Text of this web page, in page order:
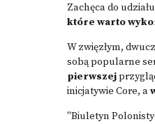
Zachęca do
które warto
W zwięzłym,
sobą popularne
pierwszej
inicjatywie Core, a
"Biuletyn